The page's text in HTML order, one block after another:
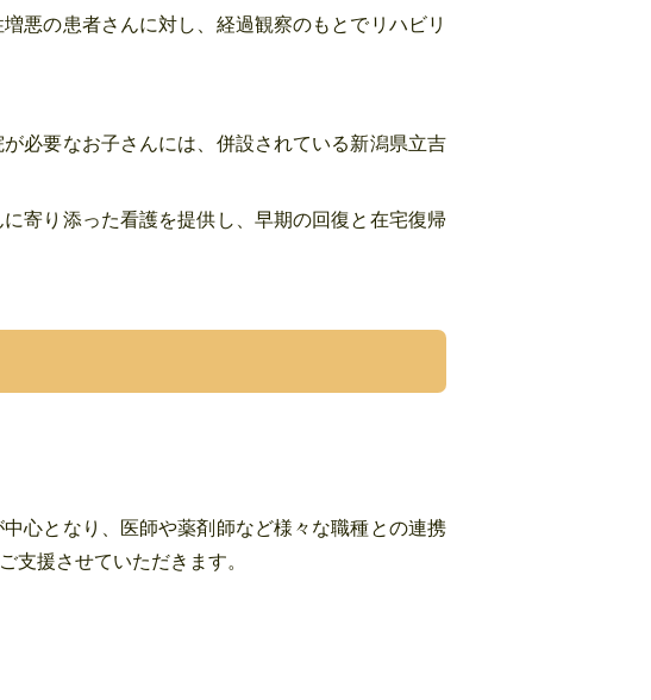
悪の患者さんに対し、経過観察のもとでリハビリ
必要なお子さんには、併設されている新潟県立吉
寄り添った看護を提供し、早期の回復と在宅復帰
心となり、医師や薬剤師など様々な職種との連携
支援させていただきます。